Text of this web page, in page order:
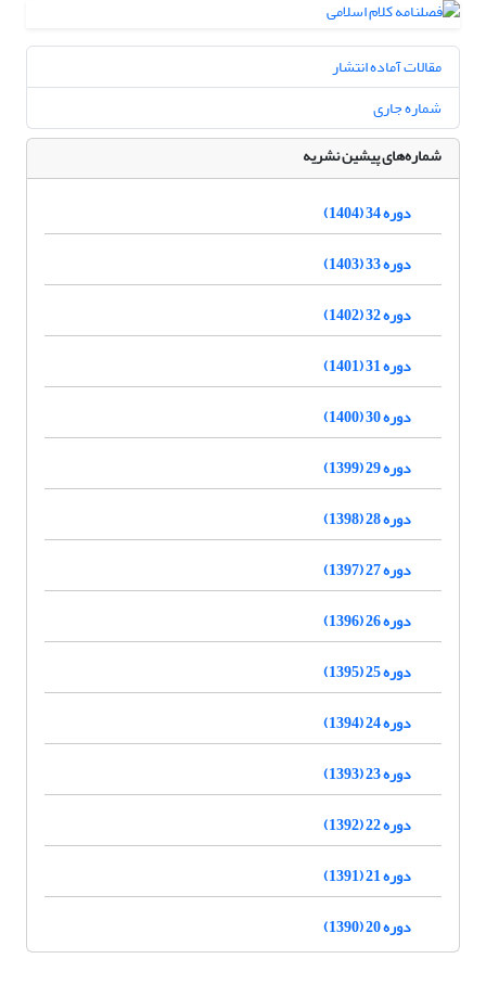
مقالات آماده انتشار
شماره جاری
شماره‌های پیشین نشریه
دوره 34 (1404)
دوره 33 (1403)
دوره 32 (1402)
دوره 31 (1401)
دوره 30 (1400)
دوره 29 (1399)
دوره 28 (1398)
دوره 27 (1397)
دوره 26 (1396)
دوره 25 (1395)
دوره 24 (1394)
دوره 23 (1393)
دوره 22 (1392)
دوره 21 (1391)
دوره 20 (1390)